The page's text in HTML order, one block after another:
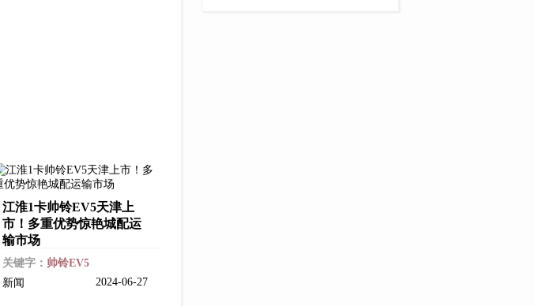
江淮1卡帅铃EV5天津上
市！多重优势惊艳城配运
输市场
关键字： 帅铃EV5
新闻
2024-06-27